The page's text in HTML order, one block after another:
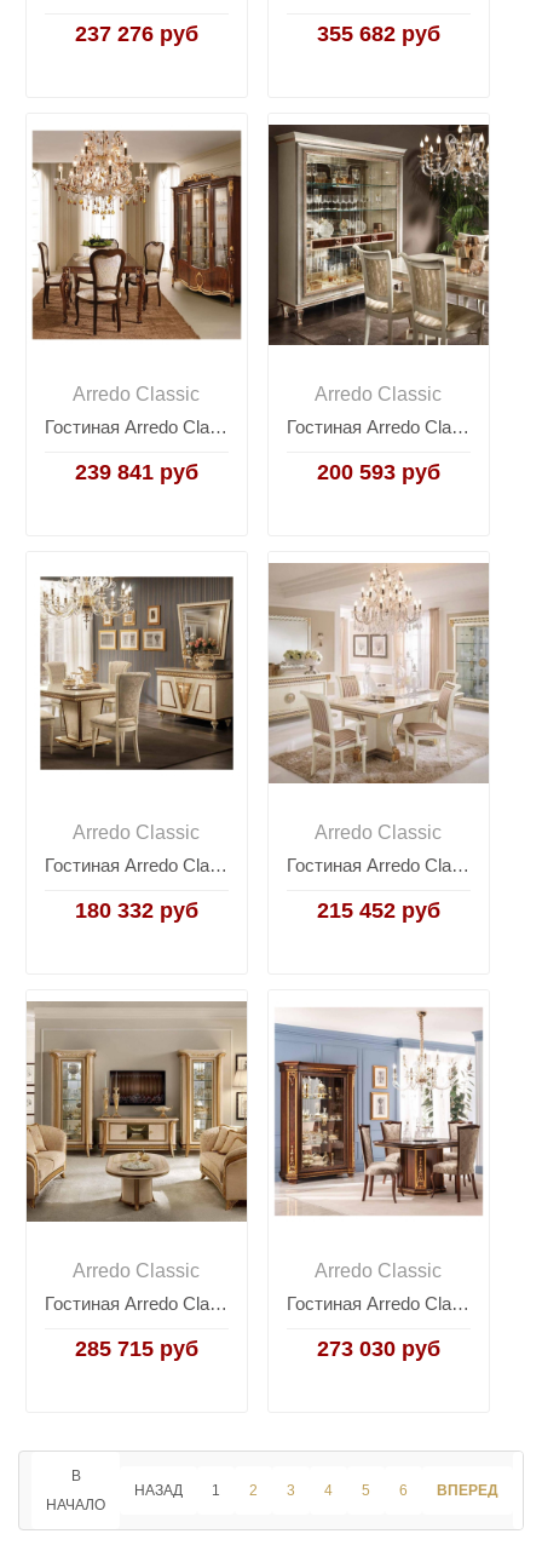
237 276 руб 355 682 руб
Arredo Classic
Гостиная Arredo Classic Donatello, Италия
239 841 руб
Arredo Classic
Гостиная Arredo Classic Dolce Vita (Дольче Вита), Италия
200 593 руб
Arredo Classic
Гостиная Arredo Classic Fantasia, Италия
180 332 руб
Arredo Classic
Гостиная Arredo Classic Liberty, Италия
215 452 руб
Arredo Classic
Гостиная Arredo Classic Melodia, Италия
285 715 руб
Arredo Classic
Гостиная Arredo Classic Modigliani, Италия
273 030 руб
В
НАЧАЛО
НАЗАД 1 2 3 4 5 6
ВПЕРЕД